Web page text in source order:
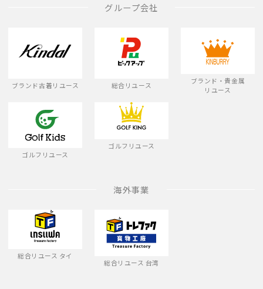
グループ会社
ブランド古着リユース 総合リユース
ブランド・貴金属
リユース
ゴルフリユース
ゴルフリユース
海外事業
総合リユース タイ
総合リユース 台湾